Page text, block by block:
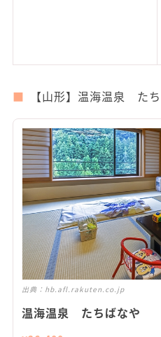
【山形】温海温泉 た
出典： hb.afl.rakuten.co.jp
温海温泉 たちばなや